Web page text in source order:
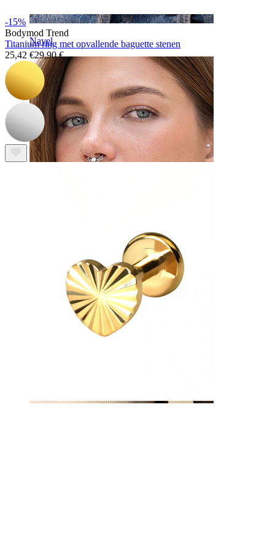
Navel
-15%
Bodymod Trend
Titanium ring met opvallende baguette stenen
25,42 €29,90 €